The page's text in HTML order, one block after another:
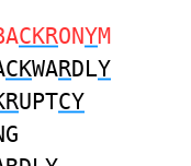
CKRONYM
CKWARDLY
UPTCY